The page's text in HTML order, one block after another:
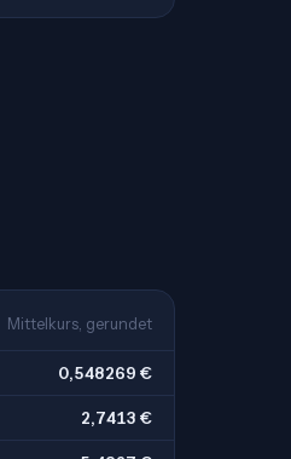
Mittelkurs, gerundet
0,548269 €
2,7413 €